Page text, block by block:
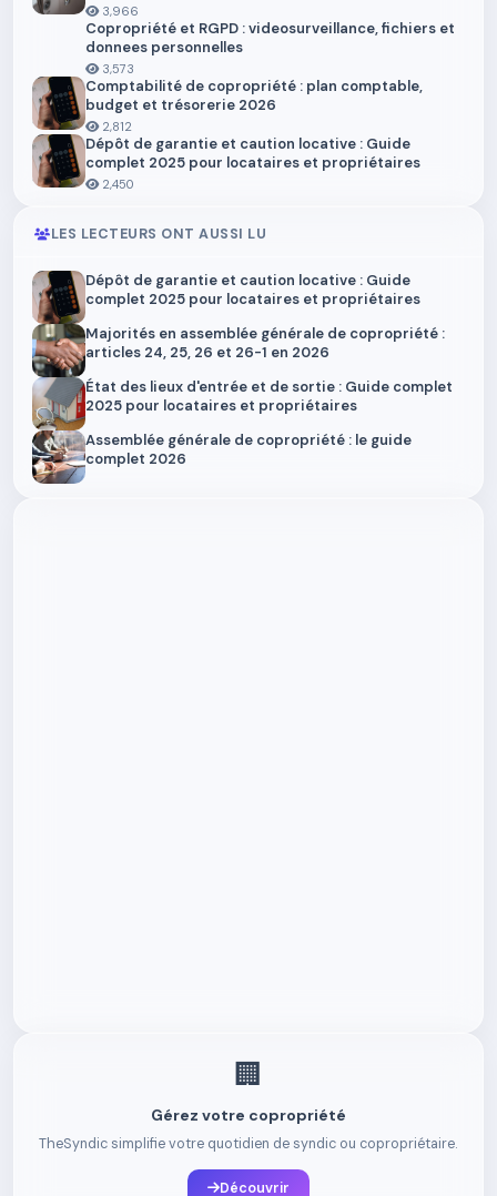
3,966
Copropriété et RGPD : videosurveillance, fichiers et
donnees personnelles
3,573
Comptabilité de copropriété : plan comptable,
budget et trésorerie 2026
2,812
Dépôt de garantie et caution locative : Guide
complet 2025 pour locataires et propriétaires
2,450
LES LECTEURS ONT AUSSI LU
Dépôt de garantie et caution locative : Guide
complet 2025 pour locataires et propriétaires
Majorités en assemblée générale de copropriété :
articles 24, 25, 26 et 26-1 en 2026
État des lieux d'entrée et de sortie : Guide complet
2025 pour locataires et propriétaires
Assemblée générale de copropriété : le guide
complet 2026
🏢
Gérez votre copropriété
TheSyndic simplifie votre quotidien de syndic ou copropriétaire.
Découvrir